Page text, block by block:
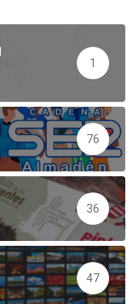
1
76
36
47